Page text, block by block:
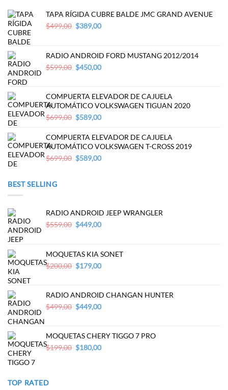
TAPA RÍGIDA CUBRE BALDE JMC GRAND AVENUE
$499,00 Original
$499,00.
$389,00Current
$389,00.
RADIO ANDROID FORD MUSTANG 2012/2014
$599,00 Original
$599,00.
$450,00Current
$450,00.
COMPUERTA ELEVADOR DE CAJUELA
AUTOMÁTICO VOLKSWAGEN TIGUAN 2020
$699,00 Original
was:
$699,00.
$589,00Current
is:
$589,00.
COMPUERTA ELEVADOR DE CAJUELA
AUTOMÁTICO VOLKSWAGEN T-CROSS 2019
$699,00 Original
$589,00Current
BEST SELLING
RADIO ANDROID JEEP WRANGLER
$559,00 Original
$559,00.
$449,00Current
$449,00.
MOQUETAS KIA SONET
$200,00 Original
$200,00.
$179,00Current
$179,00.
RADIO ANDROID CHANGAN HUNTER
$499,00 Original
$499,00.
$449,00Current
$449,00.
MOQUETAS CHERY TIGGO 7 PRO
$199,00 Original
$180,00Current
TOP RATED